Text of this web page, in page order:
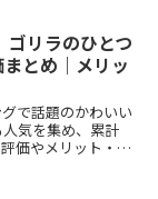
ゴリラのひとつ
とめ｜メリッ
で話題のかわいい
価やメリット・デ